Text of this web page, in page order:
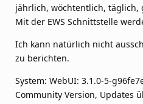
jährlich, wöchtentlich, täglich,
Mit der EWS Schnittstelle
Ich kann natürlich nicht
zu berichten.
System: WebUI: 3.1.0-5-
Community Version, Updates